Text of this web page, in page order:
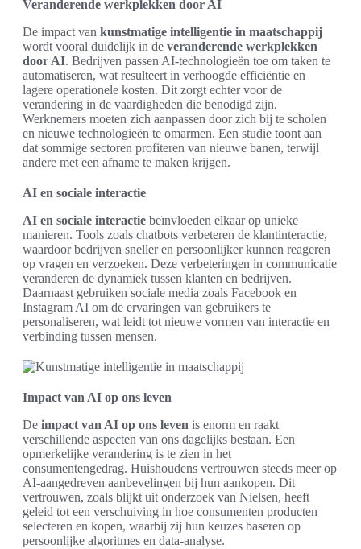
Veranderende werkplekken door AI
De impact van kunstmatige intelligentie in maatschappij
wordt vooral duidelijk in de veranderende werkplekken
door AI. Bedrijven passen AI-technologieën toe om taken te
automatiseren, wat resulteert in verhoogde efficiëntie en
lagere operationele kosten. Dit zorgt echter voor de
verandering in de vaardigheden die benodigd zijn.
Werknemers moeten zich aanpassen door zich bij te scholen
en nieuwe technologieën te omarmen. Een studie toont aan
dat sommige sectoren profiteren van nieuwe banen, terwijl
andere met een afname te maken krijgen.
AI en sociale interactie
AI en sociale interactie beïnvloeden elkaar op unieke
manieren. Tools zoals chatbots verbeteren de klantinteractie,
waardoor bedrijven sneller en persoonlijker kunnen reageren
op vragen en verzoeken. Deze verbeteringen in communicatie
veranderen de dynamiek tussen klanten en bedrijven.
Daarnaast gebruiken sociale media zoals Facebook en
Instagram AI om de ervaringen van gebruikers te
personaliseren, wat leidt tot nieuwe vormen van interactie en
verbinding tussen mensen.
Impact van AI op ons leven
De impact van AI op ons leven is enorm en raakt
verschillende aspecten van ons dagelijks bestaan. Een
opmerkelijke verandering is te zien in het
consumentengedrag. Huishoudens vertrouwen steeds meer op
AI-aangedreven aanbevelingen bij hun aankopen. Dit
vertrouwen, zoals blijkt uit onderzoek van Nielsen, heeft
geleid tot een verschuiving in hoe consumenten producten
selecteren en kopen, waarbij zij hun keuzes baseren op
persoonlijke algoritmes en data-analyse.